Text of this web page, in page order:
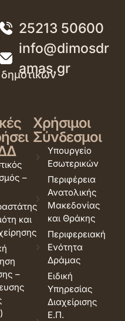
25213 50600
info@dimosdr
amas.gr
–
και
–
Χρήσιμοι
Σύνδεσμοι
Υπουργείο
Εσωτερικών
Περιφέρεια
Ανατολικής
Μακεδονίας
και Θράκης
Περιφερειακή
Ενότητα
Δράμας
Ειδική
Υπηρεσίας
Διαχείρισης
Ε.Π.